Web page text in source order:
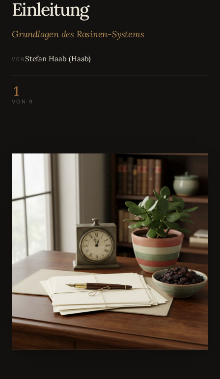
04 Bewertungen
05 Karriere
Einleitung
Grundlagen des Rosinen-Systems
VON Stefan Haab (Haab)
1
VON 9